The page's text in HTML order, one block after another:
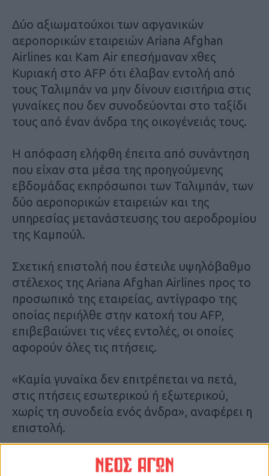
Δύο αξιωματούχοι των αφγανικών
αεροπορικών εταιρειών Ariana Afghan
Airlines και Kam Air επεσήμαναν χθες
Κυριακή στο AFP ότι έλαβαν εντολή από
τους Ταλιμπάν να μην δίνουν εισιτήρια στις
γυναίκες που δεν συνοδεύονται στο ταξίδι
τους από έναν άνδρα της οικογένειάς τους.
Η απόφαση ελήφθη έπειτα από συνάντηση
που είχαν στα μέσα της προηγούμενης
εβδομάδας εκπρόσωποι των Ταλιμπάν, των
δύο αεροπορικών εταιρειών και της
υπηρεσίας μετανάστευσης του αεροδρομίου
της Καμπούλ.
Σχετική επιστολή που έστειλε υψηλόβαθμο
στέλεχος της Ariana Afghan Airlines προς το
προσωπικό της εταιρείας, αντίγραφο της
οποίας περιήλθε στην κατοχή του AFP,
επιβεβαιώνει τις νέες εντολές, οι οποίες
αφορούν όλες τις πτήσεις.
«Καμία γυναίκα δεν επιτρέπεται να πετά,
στις πτήσεις εσωτερικού ή εξωτερικού,
χωρίς τη συνοδεία ενός άνδρα», αναφέρει η
επιστολή.
Χωρίς τέλος οι περιορισμοί στις